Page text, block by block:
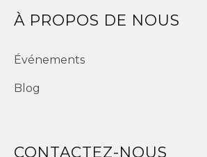
À PROPOS DE NOUS
Événements
Blog
CONTACTEZ-NOUS